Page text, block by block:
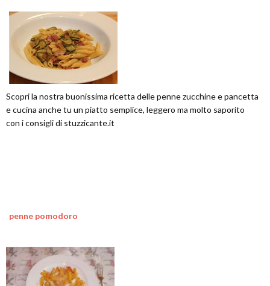
Scopri la nostra buonissima ricetta delle penne zucchine e pancetta
e cucina anche tu un piatto semplice, leggero ma molto saporito
con i consigli di stuzzicante.it
penne pomodoro